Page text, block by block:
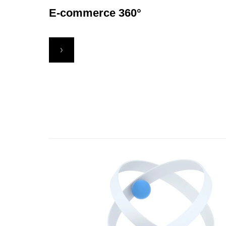
Е-commerce 360°